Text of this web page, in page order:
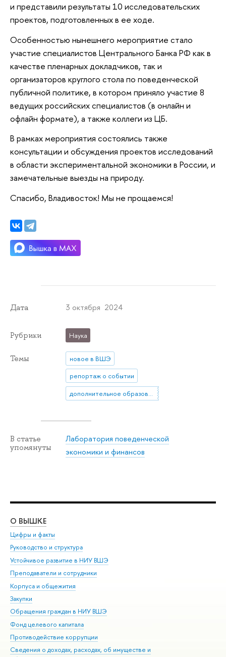
и представили результаты 10 исследовательских
проектов, подготовленных в ее ходе.
Особенностью нынешнего мероприятие стало
участие специалистов Центрального Банка РФ как в
качестве пленарных докладчиков, так и
организаторов круглого стола по поведенческой
публичной политике, в котором приняло участие 8
ведущих российских специалистов (в онлайн и
офлайн формате), а также коллеги из ЦБ.
В рамках мероприятия состоялись также
консультации и обсуждения проектов исследований
в области экспериментальной экономики в России, и
замечательные выезды на природу.
Спасибо, Владивосток! Мы не прощаемся!
Дата 3 октября 2024
Рубрики Наука
Темы
новое в ВШЭ
репортаж о событии
дополнительное образование
В статье
упомянуты
Лаборатория поведенческой
экономики и финансов
О ВЫШКЕ
Цифры и факты
Руководство и структура
Устойчивое развитие в НИУ ВШЭ
Преподаватели и сотрудники
Корпуса и общежития
Закупки
Обращения граждан в НИУ ВШЭ
Фонд целевого капитала
Противодействие коррупции
Сведения о доходах, расходах, об имуществе и